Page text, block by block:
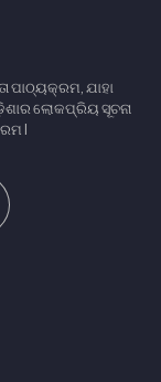
ପାଠ୍ୟକ୍ରମ, ଯାହା
ଲୋକପ୍ରିୟ ସୂଚନା
I